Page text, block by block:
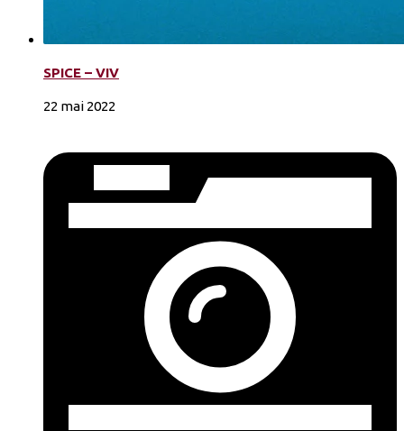
SPICE – VIV
22 mai 2022